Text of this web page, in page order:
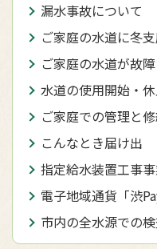
漏水事故について
ご家庭の水道に冬
ご家庭の水道が故
水道の使用開始・
ご家庭での管理と
こんなとき届け出
指定給水装置工事
電子地域通貨「渋
市内の全水源での